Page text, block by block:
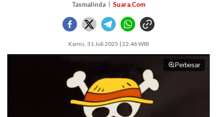
Tasmalinda Suara.Com
Kamis, 31 Juli 2025 | 22:46 WIB
Perbesar